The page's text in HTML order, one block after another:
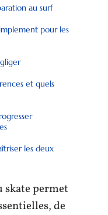
au surf
pour les
et quels
les deux
skate permet
de